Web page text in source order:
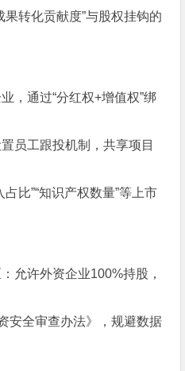
果转化贡献度”与股权挂钩的
，通过“分红权+增值权”绑
员工跟投机制，共享项目
比”“知识产权数量”等上市
允许外资企业100%持股，
安全审查办法》，规避数据